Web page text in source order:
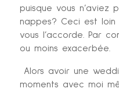
puisque vous n’aviez
nappes? Ceci est
vous l’accorde. Par
ou moins exacerbée.
Alors avoir une
moments avec moi